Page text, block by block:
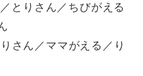
とりさん／ちびがえる
さん／ママがえる／り